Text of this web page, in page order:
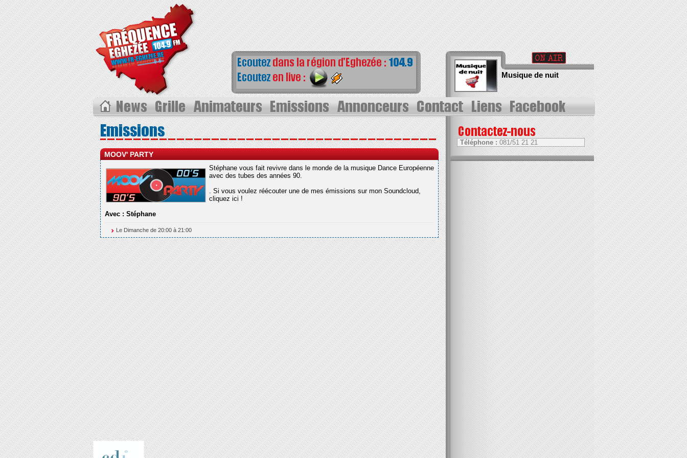
Musique de nuit
MOOV' PARTY
Stéphane vous fait revivre dans le monde de la musique Dance Européenne
avec des tubes des années 90.
. Si vous voulez réécouter une de mes émissions sur mon Soundcloud,
cliquez ici !
Avec : Stéphane
Le Dimanche de 20:00 à 21:00
Téléphone : 081/51 21 21